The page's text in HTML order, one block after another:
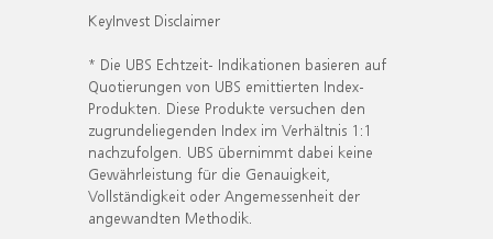
KeyInvest Disclaimer
* Die UBS Echtzeit- Indikationen basieren auf
Quotierungen von UBS emittierten Index-
Produkten. Diese Produkte versuchen den
zugrundeliegenden Index im Verhältnis 1:1
nachzufolgen. UBS übernimmt dabei keine
Gewährleistung für die Genauigkeit,
Vollständigkeit oder Angemessenheit der
angewandten Methodik.